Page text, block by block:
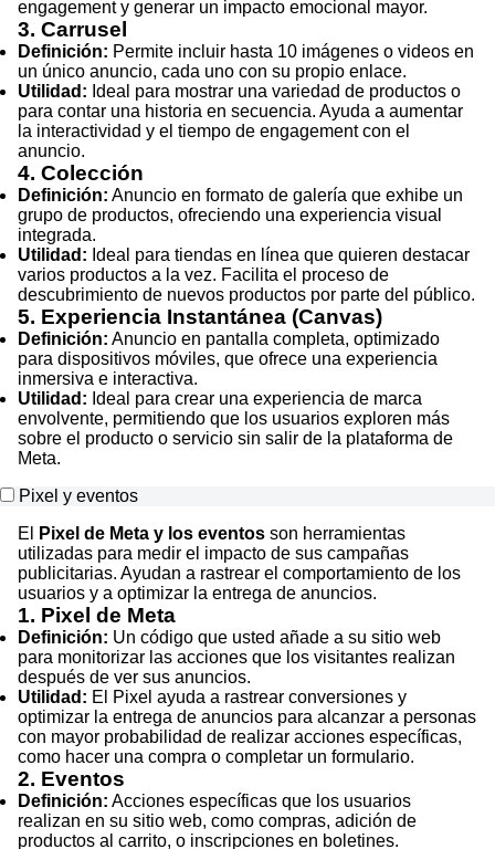
engagement y generar un impacto emocional mayor.
3. Carrusel
Definición: Permite incluir hasta 10 imágenes o videos en
un único anuncio, cada uno con su propio enlace.
Utilidad: Ideal para mostrar una variedad de productos o
para contar una historia en secuencia. Ayuda a aumentar
la interactividad y el tiempo de engagement con el
anuncio.
4. Colección
Definición: Anuncio en formato de galería que exhibe un
grupo de productos, ofreciendo una experiencia visual
integrada.
Utilidad: Ideal para tiendas en línea que quieren destacar
varios productos a la vez. Facilita el proceso de
descubrimiento de nuevos productos por parte del público.
5. Experiencia Instantánea (Canvas)
Definición: Anuncio en pantalla completa, optimizado
para dispositivos móviles, que ofrece una experiencia
inmersiva e interactiva.
Utilidad: Ideal para crear una experiencia de marca
envolvente, permitiendo que los usuarios exploren más
sobre el producto o servicio sin salir de la plataforma de
Meta.
Pixel y eventos
El
Pixel de Meta y los eventos son herramientas
utilizadas para medir el impacto de sus campañas
publicitarias. Ayudan a rastrear el comportamiento de los
usuarios y a optimizar la entrega de anuncios.
1. Pixel de Meta
Definición: Un código que usted añade a su sitio web
para monitorizar las acciones que los visitantes realizan
después de ver sus anuncios.
Utilidad: El Pixel ayuda a rastrear conversiones y
optimizar la entrega de anuncios para alcanzar a personas
con mayor probabilidad de realizar acciones específicas,
como hacer una compra o completar un formulario.
2. Eventos
Definición: Acciones específicas que los usuarios
realizan en su sitio web, como compras, adición de
productos al carrito, o inscripciones en boletines.